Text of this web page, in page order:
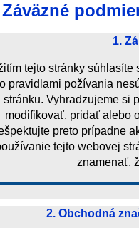
Záväzné
1.
tejto stránky
pravidlami požívania
stránku. Vyhradzujeme si
modifikovať, pridať alebo
preto prípadne
tejto webovej
znamenať,
2. Obchodná